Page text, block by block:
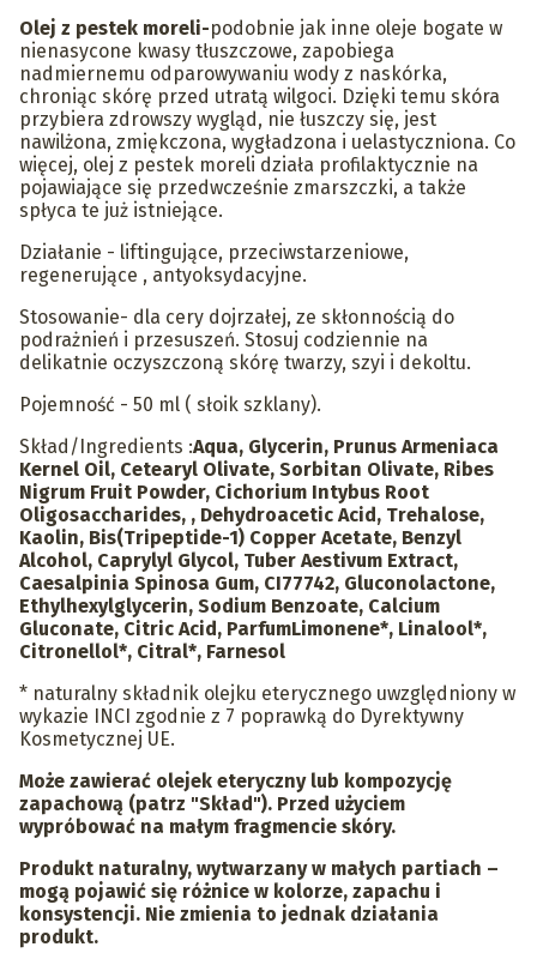
Olej z pestek moreli-podobnie jak inne oleje bogate w
nienasycone kwasy tłuszczowe, zapobiega
nadmiernemu odparowywaniu wody z naskórka,
chroniąc skórę przed utratą wilgoci. Dzięki temu skóra
przybiera zdrowszy wygląd, nie łuszczy się, jest
nawilżona, zmiękczona, wygładzona i uelastyczniona. Co
więcej, olej z pestek moreli działa profilaktycznie na
pojawiające się przedwcześnie zmarszczki, a także
spłyca te już istniejące.
Działanie - liftingujące, przeciwstarzeniowe,
regenerujące , antyoksydacyjne.
Stosowanie- dla cery dojrzałej, ze skłonnością do
podrażnień i przesuszeń. Stosuj codziennie na
delikatnie oczyszczoną skórę twarzy, szyi i dekoltu.
Pojemność - 50 ml ( słoik szklany).
Skład/Ingredients :Aqua, Glycerin, Prunus Armeniaca
Kernel Oil, Cetearyl Olivate, Sorbitan Olivate, Ribes
Nigrum Fruit Powder, Cichorium Intybus Root
Oligosaccharides, , Dehydroacetic Acid, Trehalose,
Kaolin, Bis(Tripeptide-1) Copper Acetate, Benzyl
Alcohol, Caprylyl Glycol, Tuber Aestivum Extract,
Caesalpinia Spinosa Gum, CI77742, Gluconolactone,
Ethylhexylglycerin, Sodium Benzoate, Calcium
Gluconate, Citric Acid, ParfumLimonene*, Linalool*,
Citronellol*, Citral*, Farnesol
* naturalny składnik olejku eterycznego uwzględniony w
wykazie INCI zgodnie z 7 poprawką do Dyrektywny
Kosmetycznej UE.
Może zawierać olejek eteryczny lub kompozycję
zapachową (patrz "Skład"). Przed użyciem
wypróbować na małym fragmencie skóry.
Produkt naturalny, wytwarzany w małych partiach –
mogą pojawić się różnice w kolorze, zapachu i
konsystencji. Nie zmienia to jednak działania
produkt.